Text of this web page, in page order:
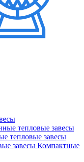
тепловые завесы
Компактные